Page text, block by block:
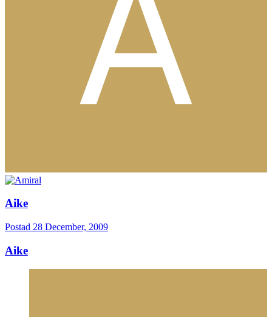
Aike
Postad 28 December, 2009
Aike